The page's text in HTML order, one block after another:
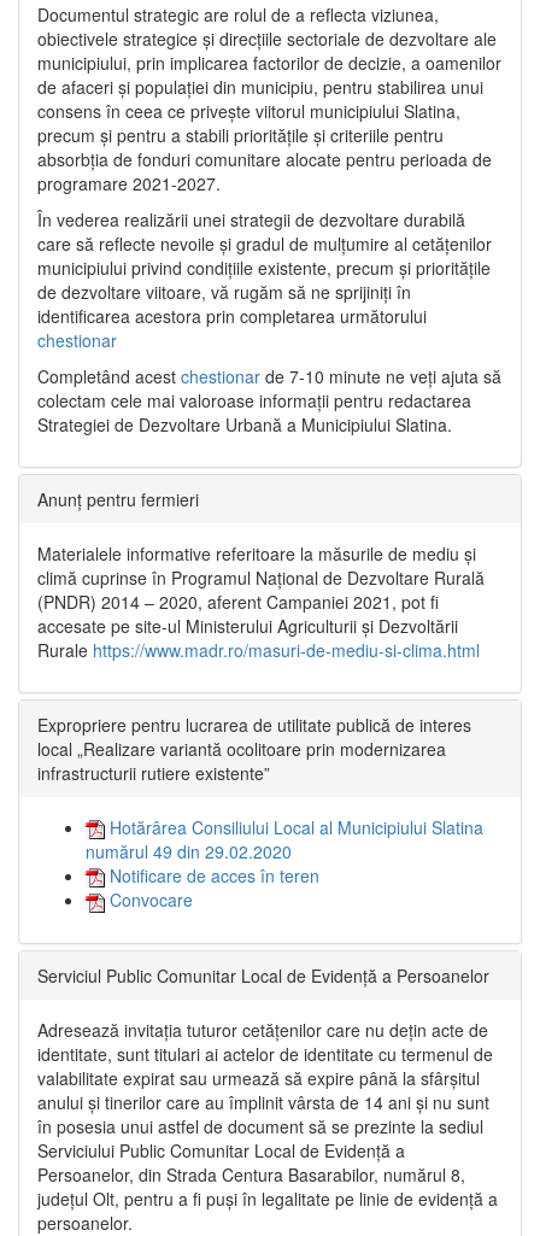
Documentul strategic are rolul de a reflecta viziunea,
obiectivele strategice și direcțiile sectoriale de dezvoltare ale
municipiului, prin implicarea factorilor de decizie, a oamenilor
de afaceri și populației din municipiu, pentru stabilirea unui
consens în ceea ce privește viitorul municipiului Slatina,
precum și pentru a stabili prioritățile și criteriile pentru
absorbția de fonduri comunitare alocate pentru perioada de
programare 2021-2027.
În vederea realizării unei strategii de dezvoltare durabilă
care să reflecte nevoile și gradul de mulțumire al cetățenilor
municipiului privind condițiile existente, precum și prioritățile
de dezvoltare viitoare, vă rugăm să ne sprijiniți în
identificarea acestora prin completarea următorului
chestionar
Completând acest chestionar de 7-10 minute ne veți ajuta să
colectam cele mai valoroase informații pentru redactarea
Strategiei de Dezvoltare Urbană a Municipiului Slatina.
Anunț pentru fermieri
Materialele informative referitoare la măsurile de mediu și
climă cuprinse în Programul Național de Dezvoltare Rurală
(PNDR) 2014 – 2020, aferent Campaniei 2021, pot fi
accesate pe site-ul Ministerului Agriculturii și Dezvoltării
Rurale https://www.madr.ro/masuri-de-mediu-si-clima.html
Expropriere pentru lucrarea de utilitate publică de interes
local „Realizare variantă ocolitoare prin modernizarea
infrastructurii rutiere existente”
Hotărârea Consiliului Local al Municipiului Slatina
numărul 49 din 29.02.2020
Notificare de acces în teren
Convocare
Serviciul Public Comunitar Local de Evidență a Persoanelor
Adresează invitația tuturor cetățenilor care nu dețin acte de
identitate, sunt titulari ai actelor de identitate cu termenul de
valabilitate expirat sau urmează să expire până la sfârșitul
anului și tinerilor care au împlinit vârsta de 14 ani și nu sunt
în posesia unui astfel de document să se prezinte la sediul
Serviciului Public Comunitar Local de Evidență a
Persoanelor, din Strada Centura Basarabilor, numărul 8,
județul Olt, pentru a fi puși în legalitate pe linie de evidență a
persoanelor.